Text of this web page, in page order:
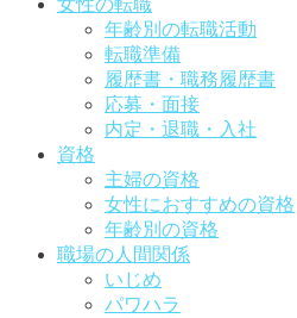
女性の転職
年齢別の転職活動
転職準備
履歴書・職務履歴書
応募・面接
内定・退職・入社
資格
主婦の資格
女性におすすめの資格
年齢別の資格
職場の人間関係
いじめ
パワハラ